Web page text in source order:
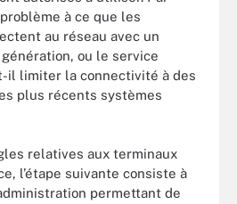
à ce que les
au réseau avec un
ou le service
il limiter la connectivité à des
plus récents systèmes
relatives aux terminaux
l’étape suivante consiste à
permettant de